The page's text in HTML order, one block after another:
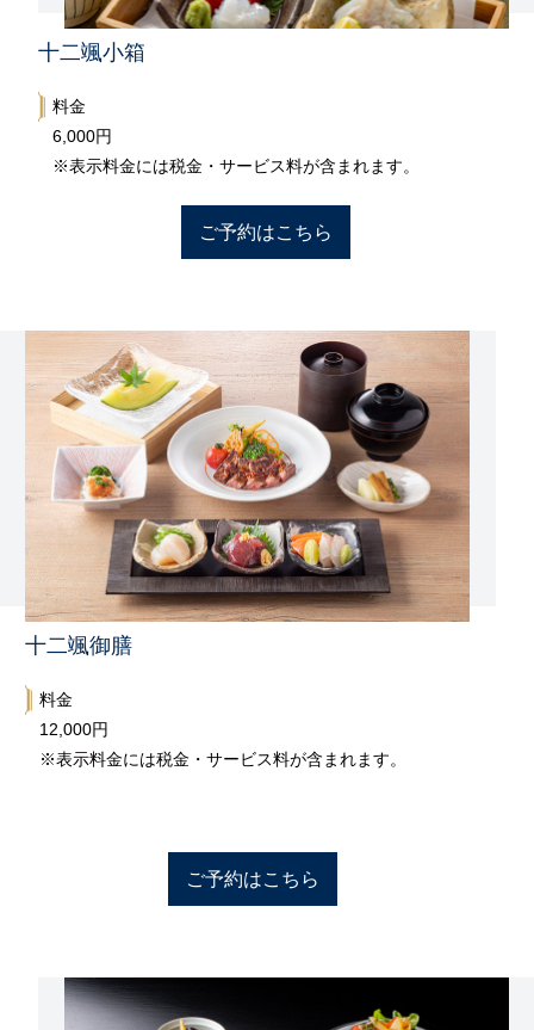
十二颯小箱
料金
6,000円
※表示料金には税金・サービス料が含まれます。
ご予約はこちら
十二颯御膳
料金
12,000円
※表示料金には税金・サービス料が含まれます。
ご予約はこちら